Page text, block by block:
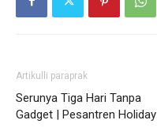
Artikulli paraprak
Serunya Tiga Hari Tanpa
Gadget | Pesantren Holiday